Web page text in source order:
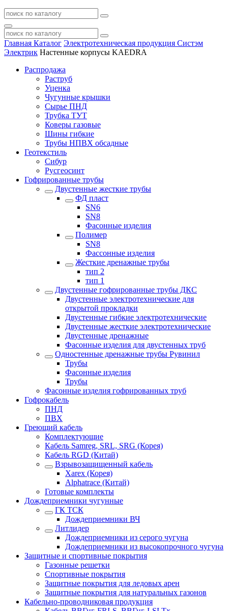
Главная Каталог Электротехническая продукция Систэм
Электрик Настенные корпусы KAEDRA
Распродажа
Раструб
Уценка
Чугунные крышки
Сырье ПНД
Трубка ТУТ
Коверы газовые
Шины гибкие
Трубы НПВХ обсадные
Геотекстиль
Сибур
Русгеосинт
Гофрированные трубы
Двустенные жесткие трубы
ФД пласт
SN6
SN8
Фасонные изделия
Полимер
SN8
Фассонные изделия
Жесткие дренажные трубы
тип 2
тип 1
Двустенные гофрированные трубы ДКС
Двустенные электротехнические для
открытой прокладки
Двустенные гибкие электротехнические
Двустенные жесткие электротехнические
Двустенные дренажные
Фасонные изделия для двустенных труб
Одностенные дренажные трубы Рувинил
Трубы
Фасонные изделия
Трубы
Фасонные изделия гофрированных труб
Гофрокабель
ПНД
ПВХ
Греющий кабель
Комплектующие
Кабель Samreg, SRL, SRG (Корея)
Кабель RGD (Китай)
Взрывозащищенный кабель
Xarex (Корея)
Alphatrace (Китай)
Готовые комплекты
Дождеприемники чугунные
ГК ТСК
Дождеприемники ВЧ
Литлидер
Дождеприемники из серого чугуна
Дождеприемники из высокопрочного чугуна
Защитные и спортивные покрытия
Газонные решетки
Спортивные покрытия
Защитные покрытия для ледовых арен
Защитные покрытия для натуральных газонов
Кабельно-проводниковая продукция